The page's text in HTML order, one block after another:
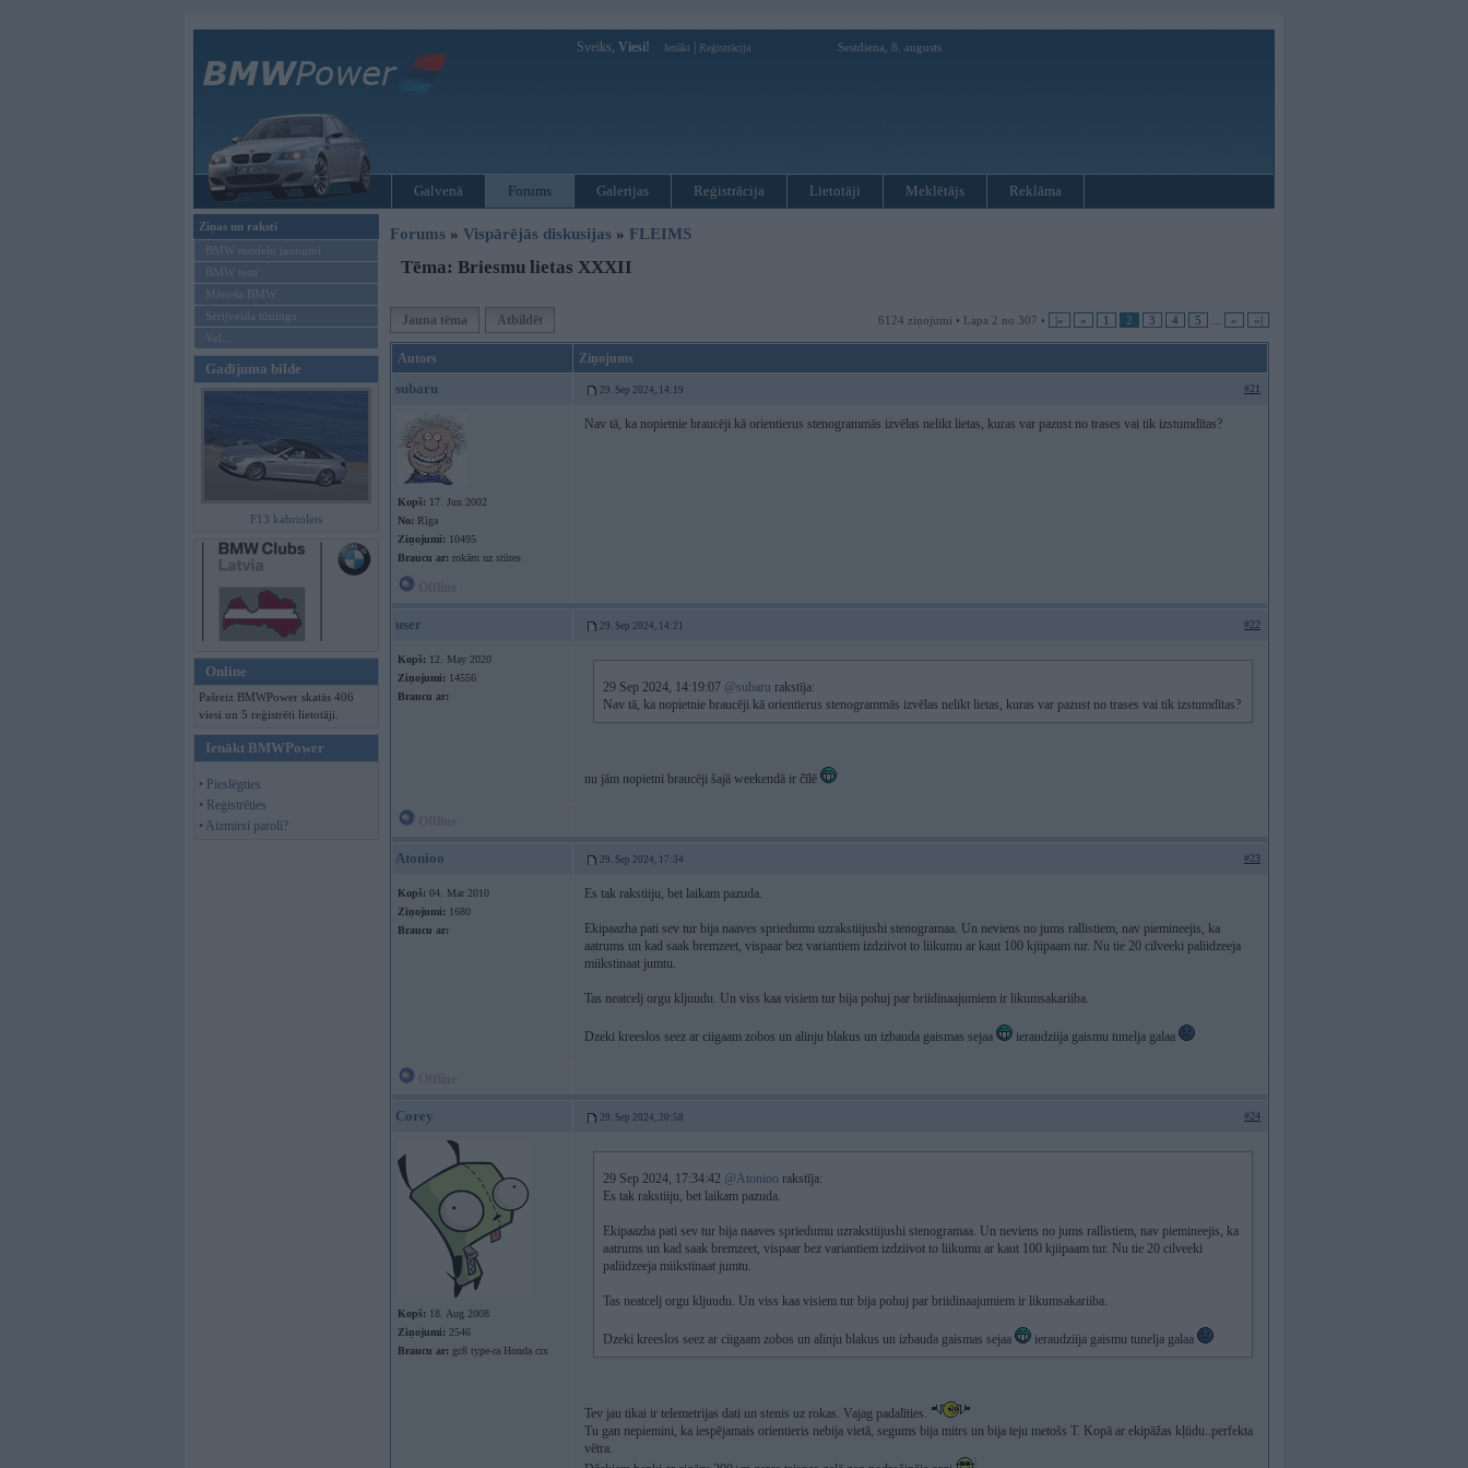
Sveiks, Viesi! Ienākt Reģistrācija Sestdiena, 8. augusts
Galvenā Forums Galerijas Reģistrācija Lietotāji Meklētājs Reklāma
Ziņas un raksti
BMW modeļu jaunumi
BMW testi
Mēneša BMW
Sērijveida tūnings
Vel...
Gadījuma bilde
F13 kabriolets
Online
Pašreiz BMWPower skatās 406
viesi un 5 reģistrēti lietotāji.
Ienākt BMWPower
• Pieslēgties
• Reģistrēties
• Aizmirsi paroli?
Forums » Vispārējās diskusijas » FLEIMS
Tēma: Briesmu lietas XXXII
Jauna tēma Atbildēt 6124 ziņojumi • Lapa 2 no 307 • |« « 1 2 3 4 5 » »|
Autors Ziņojums
subaru 29. Sep 2024, 14:19 #21
Kopš: 17. Jun 2002
No: Rīga
Ziņojumi: 10495
Braucu ar: rokām uz stūres
Nav tā, ka nopietnie braucēji kā orientierus stenogrammās izvēlas nelikt lietas, kuras var pazust no trases vai tik izstumdītas?
user 29. Sep 2024, 14:21 #22
Kopš: 12. May 2020
Ziņojumi: 14556
Braucu ar:
29 Sep 2024, 14:19:07 @subaru rakstīja:
Nav tā, ka nopietnie braucēji kā orientierus stenogrammās izvēlas nelikt lietas, kuras var pazust no trases vai tik izstumdītas?
nu jām nopietni braucēji šajā weekendā ir čīlē
Atonioo 29. Sep 2024, 17:34 #23
Kopš: 04. Mar 2010
Ziņojumi: 1680
Braucu ar:
Es tak rakstiiju, bet laikam pazuda.
Ekipaazha pati sev tur bija naaves spriedumu uzrakstiijushi stenogramaa. Un neviens no jums rallistiem, nav piemineejis, ka
aatrums un kad saak bremzeet, vispaar bez variantiem izdziivot to liikumu ar kaut 100 kjiipaam tur. Nu tie 20 cilveeki paliidzeeja
miikstinaat jumtu.
Tas neatcelj orgu kljuudu. Un viss kaa visiem tur bija pohuj par briidinaajumiem ir likumsakariiba.
Dzeki kreeslos seez ar ciigaam zobos un alinju blakus un izbauda gaismas sejaa ieraudziija gaismu tunelja galaa
Corey 29. Sep 2024, 20:58 #24
Kopš: 18. Aug 2008
Ziņojumi: 2546
Braucu ar: gc8 type-ra Honda crx
29 Sep 2024, 17:34:42 @Atonioo rakstīja:
Es tak rakstiiju, bet laikam pazuda.
Ekipaazha pati sev tur bija naaves spriedumu uzrakstiijushi stenogramaa. Un neviens no jums rallistiem, nav piemineejis, ka
aatrums un kad saak bremzeet, vispaar bez variantiem izdziivot to liikumu ar kaut 100 kjiipaam tur. Nu tie 20 cilveeki
paliidzeeja miikstinaat jumtu.
Tas neatcelj orgu kljuudu. Un viss kaa visiem tur bija pohuj par briidinaajumiem ir likumsakariiba.
Dzeki kreeslos seez ar ciigaam zobos un alinju blakus un izbauda gaismas sejaa ieraudziija gaismu tunelja galaa
Tev jau tikai ir telemetrijas dati un stenis uz rokas. Vajag padalīties.
Tu gan nepiemini, ka iespējamais orientieris nebija vietā, segums bija mitrs un bija teju metošs T. Kopā ar ekipāžas kļūdu..perfekta
vētra.